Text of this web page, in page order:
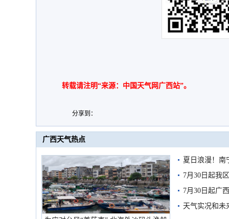
转载请注明“来源：中国天气网广西站”。
分享到：
广西天气热点
夏日浪漫！南
7月30日起我
7月30日起广
天气实况和未